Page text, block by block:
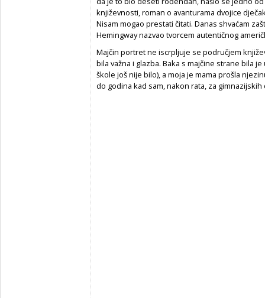
književnosti, roman o avanturama dvojice
Nisam mogao prestati čitati. Danas shvaćam
Hemingway nazvao tvorcem autentičnog
Majčin portret ne iscrpljuje se područjem
bila važna i glazba. Baka s majčine strane bila
škole još nije bilo), a moja je mama prošla
do godina kad sam, nakon rata, za